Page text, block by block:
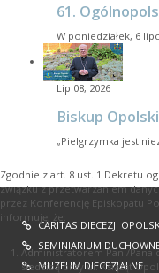
61.
W poniedziałek, 6
Lip 08, 2026
Biskup
„Pielgrzymka jest
CARITAS DIECEZJI
SEMINIARIUM
MUZEUM DIECEZJALNE
Zgodnie z art. 8 ust. 1 Dekretu
związku z przetwarzaniem
przez Konferencję Episkopatu
informuję, że:
Administratorem Pani/Pana
siedzibą przy ul. Książąt